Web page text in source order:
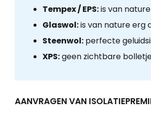
Tempex / EPS:is van
Glaswol:is van nature erg
Steenwol:perfecte
XPS:geen zichtbare
AANVRAGEN VAN